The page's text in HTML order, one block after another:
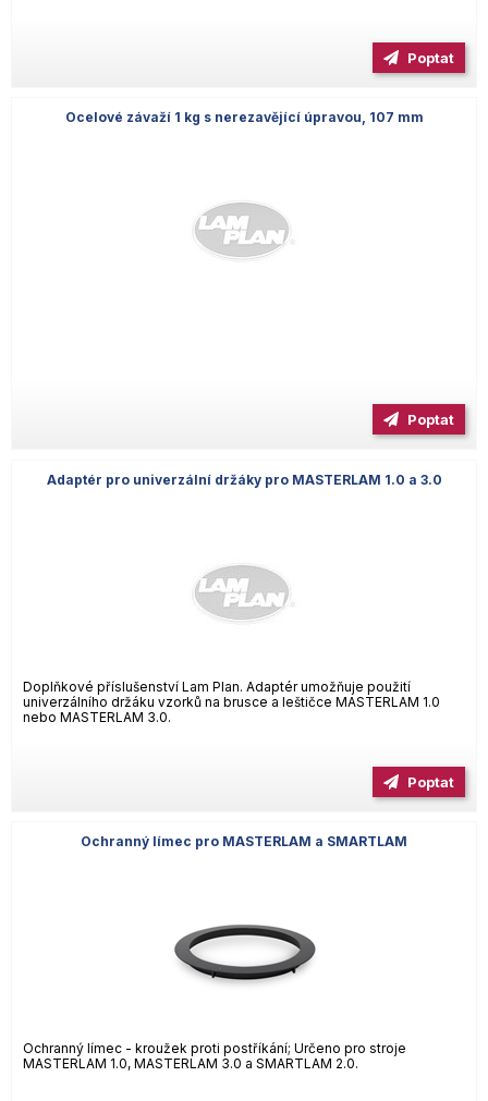
Poptat
Ocelové závaží 1 kg s nerezavějící úpravou, 107 mm
Poptat
Adaptér pro univerzální držáky pro MASTERLAM 1.0 a 3.0
Doplňkové příslušenství Lam Plan. Adaptér umožňuje použití
univerzálního držáku vzorků na brusce a leštičce MASTERLAM 1.0
nebo MASTERLAM 3.0.
Poptat
Ochranný límec pro MASTERLAM a SMARTLAM
Ochranný límec - kroužek proti postříkání; Určeno pro stroje
MASTERLAM 1.0, MASTERLAM 3.0 a SMARTLAM 2.0.